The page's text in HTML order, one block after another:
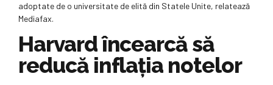
adoptate de o universitate de elită din Statele Unite, relatează
Mediafax.
Harvard încearcă să
reducă inflația notelor